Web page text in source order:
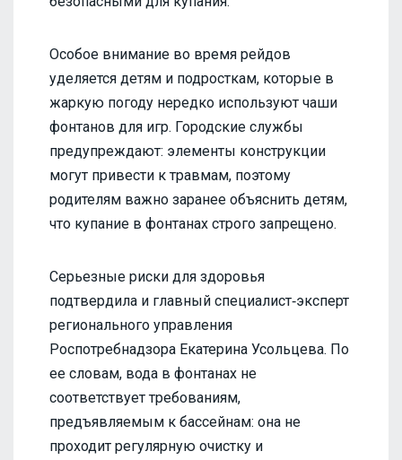
Особое внимание во время рейдов
уделяется детям и подросткам, которые в
жаркую погоду нередко используют чаши
фонтанов для игр. Городские службы
предупреждают: элементы конструкции
могут привести к травмам, поэтому
родителям важно заранее объяснить детям,
что купание в фонтанах строго запрещено.
Серьезные риски для здоровья
подтвердила и главный специалист‑эксперт
регионального управления
Роспотребнадзора Екатерина Усольцева. По
ее словам, вода в фонтанах не
соответствует требованиям,
предъявляемым к бассейнам: она не
проходит регулярную очистку и